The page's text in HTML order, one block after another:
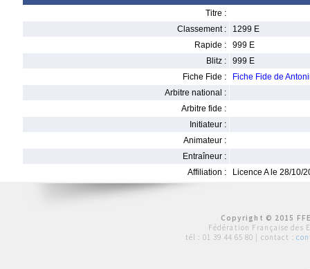
Titre :
Classement :
1299 E
Rapide :
999 E
Blitz :
999 E
Fiche Fide :
Fiche Fide de
Arbitre national :
Arbitre fide :
Initiateur :
Animateur :
Entraîneur :
Affiliation :
Licence A le 28/10/
Copyright © 2015
Fédération Française des
tél : 01 39 44 65 80 | contact :